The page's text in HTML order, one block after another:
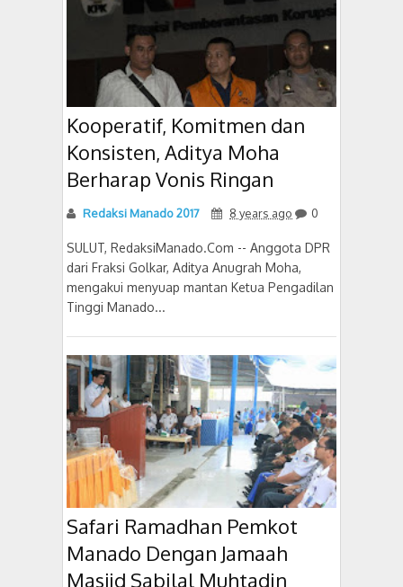
Kooperatif, Komitmen dan
Konsisten, Aditya Moha
Berharap Vonis Ringan
Redaksi Manado 2017 8 years ago 0
SULUT, RedaksiManado.Com -- Anggota DPR
dari Fraksi Golkar, Aditya Anugrah Moha,
mengakui menyuap mantan Ketua Pengadilan
Tinggi Manado...
Safari Ramadhan Pemkot
Manado Dengan Jamaah
Masjid Sabilal Muhtadin